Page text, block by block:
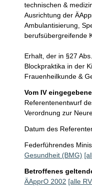
technischen &
Ausrichtung der
Ambulantisierung,
berufsübergreifende
Erhalt, der in §27
Blockpraktika in der
Frauenheilkunde &
Vom IV
Referentenentwurf
Verordnung zur
Datum des
Federführendes
Gesundheit (BMG)
Betroffenes
ÄApprO 2002 [alle